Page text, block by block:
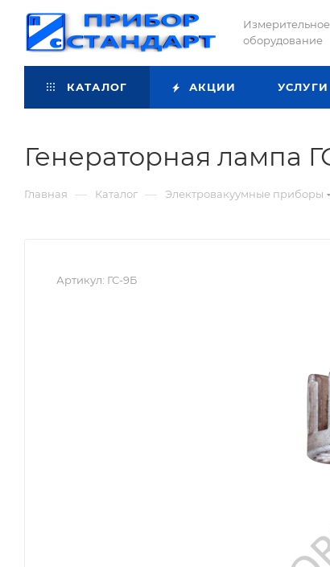
Измерительное
оборудование
КАТАЛОГ АКЦИИ УСЛУГИ
Генераторная лампа
Главная — Каталог — Электровакуумные приборы
Артикул: ГС-9Б